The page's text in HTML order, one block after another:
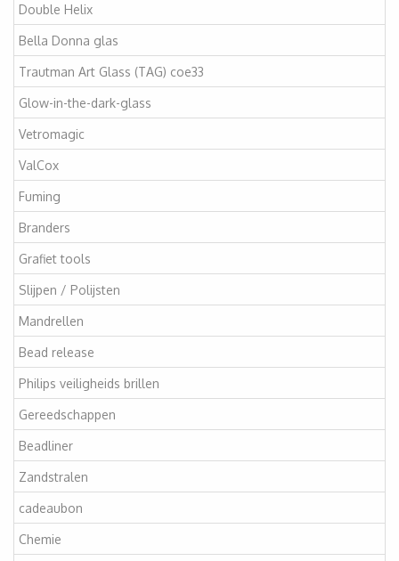
Double Helix
Bella Donna glas
Trautman Art Glass (TAG) coe33
Glow-in-the-dark-glass
Vetromagic
ValCox
Fuming
Branders
Grafiet tools
Slijpen / Polijsten
Mandrellen
Bead release
Philips veiligheids brillen
Gereedschappen
Beadliner
Zandstralen
cadeaubon
Chemie